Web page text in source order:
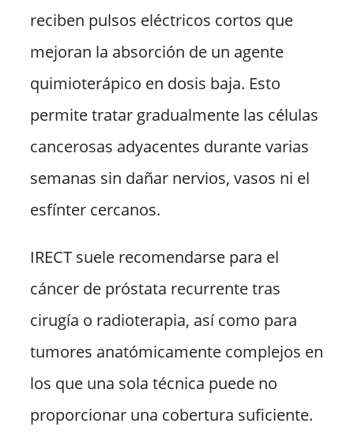
reciben pulsos eléctricos cortos que
mejoran la absorción de un agente
quimioterápico en dosis baja. Esto
permite tratar gradualmente las células
cancerosas adyacentes durante varias
semanas sin dañar nervios, vasos ni el
esfínter cercanos.
IRECT suele recomendarse para el
cáncer de próstata recurrente tras
cirugía o radioterapia, así como para
tumores anatómicamente complejos en
los que una sola técnica puede no
proporcionar una cobertura suficiente.